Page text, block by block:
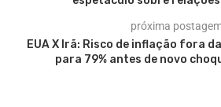
próxima
EUA X Irã: Risco de inflação fora
para 79% antes de novo